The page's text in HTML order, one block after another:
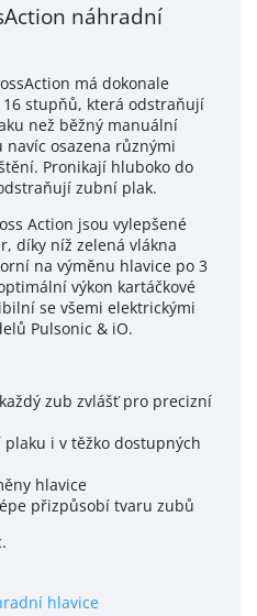
náhradní
má dokonale
stupňů, která odstraňují
než běžný manuální
navíc osazena různými
Pronikají hluboko do
zubní plak.
Action jsou vylepšené
díky níž zelená vlákna
na výměnu hlavice po 3
výkon kartáčkové
se všemi elektrickými
Pulsonic & iO.
zub zvlášť pro precizní
i v těžko dostupných
hlavice
přizpůsobí tvaru zubů
hlavice